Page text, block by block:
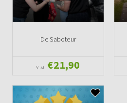
De Saboteur
v.a. €21,90